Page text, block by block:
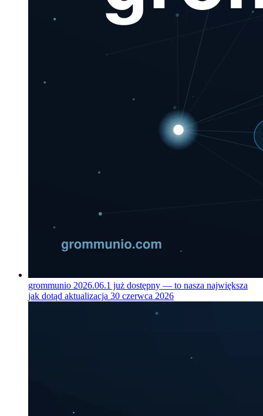
grommunio 2026.06.1 już dostępny — to nasza największa
jak dotąd aktualizacja 30 czerwca 2026